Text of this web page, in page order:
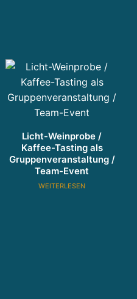
Licht-Weinprobe /
Kaffee-Tasting als
Gruppenveranstaltung /
Team-Event
WEITERLESEN